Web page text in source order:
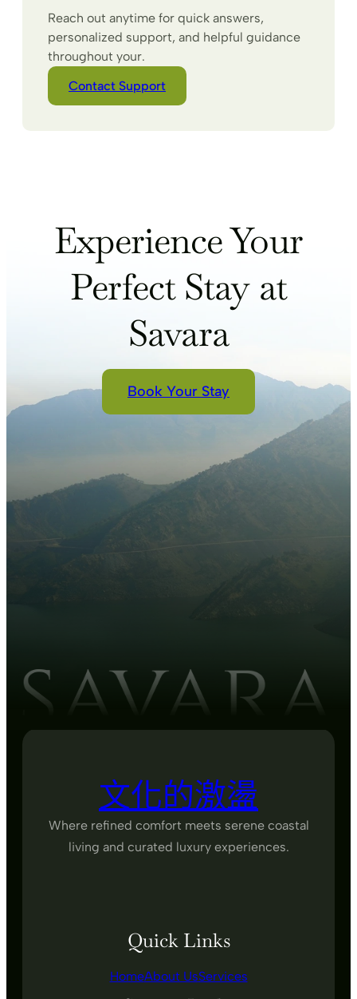
Reach out anytime for quick answers,
personalized support, and helpful guidance
throughout your.
Contact Support
Experience Your
Perfect Stay at
Savara
Book Your Stay
文化的激盪
Where refined comfort meets serene coastal
living and curated luxury experiences.
Quick Links
HomeAbout UsServices